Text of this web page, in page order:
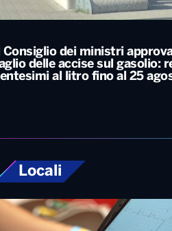
estremo, giovedì bollino